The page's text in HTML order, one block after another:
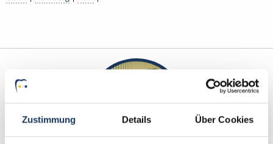
Zustimmung Details Über Cookies